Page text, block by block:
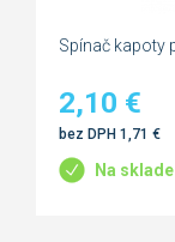
Spínač kapoty
2,10 €
bez DPH 1,71 €
Na sklade